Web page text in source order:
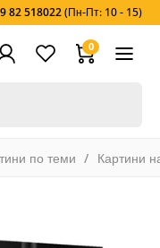
82 518022(Пн-Пт: 10 - 15)
0
по теми Картини